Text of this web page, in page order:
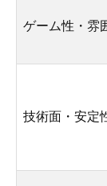
ゲーム性・雰
技術面・安定